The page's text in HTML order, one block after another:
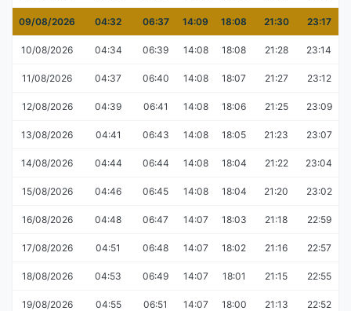
09/08/2026 04:32 06:37 14:09 18:08 21:30 23:17
10/08/2026 04:34 06:39 14:08 18:08 21:28 23:14
11/08/2026 04:37 06:40 14:08 18:07 21:27 23:12
12/08/2026 04:39 06:41 14:08 18:06 21:25 23:09
13/08/2026 04:41 06:43 14:08 18:05 21:23 23:07
14/08/2026 04:44 06:44 14:08 18:04 21:22 23:04
15/08/2026 04:46 06:45 14:08 18:04 21:20 23:02
16/08/2026 04:48 06:47 14:07 18:03 21:18 22:59
17/08/2026 04:51 06:48 14:07 18:02 21:16 22:57
18/08/2026 04:53 06:49 14:07 18:01 21:15 22:55
19/08/2026 04:55 06:51 14:07 18:00 21:13 22:52